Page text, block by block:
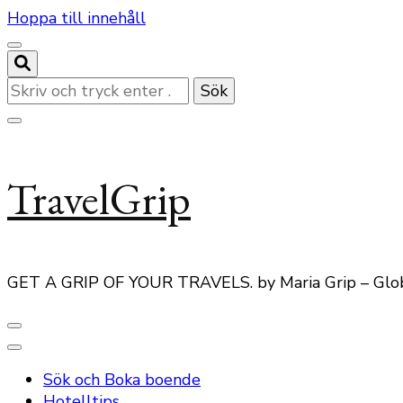
Hoppa till innehåll
Letar
du
efter
TravelGrip
GET A GRIP OF YOUR TRAVELS. by Maria Grip –
Sök och Boka boende